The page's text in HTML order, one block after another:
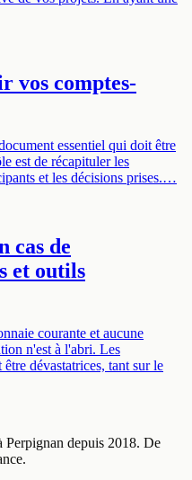
vos comptes-
essentiel qui doit être
est de récapituler les
et les décisions prises.…
cas de
et outils
courante et aucune
n'est à l'abri. Les
dévastatrices, tant sur le
Perpignan depuis 2018. De
.